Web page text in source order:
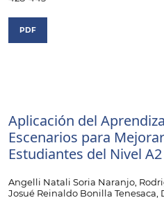
PDF
Aplicación del
Escenarios para
Estudiantes del Nivel A2
Angelli Natali Soria Naranjo,
Josué Reinaldo Bonilla Tenesaca,